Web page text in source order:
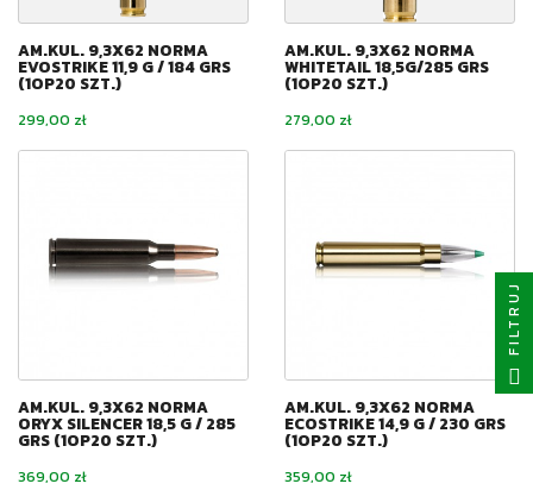
AM.KUL. 9,3X62 NORMA
EVOSTRIKE 11,9 G / 184 GRS
(1OP20 SZT.)
Cena
299,00 zł
AM.KUL. 9,3X62 NORMA
WHITETAIL 18,5G/285 GRS
(1OP20 SZT.)
Cena
279,00 zł
AM.KUL. 9,3X62 NORMA
ORYX SILENCER 18,5 G / 285
GRS (1OP20 SZT.)
Cena
369,00 zł
AM.KUL. 9,3X62 NORMA
ECOSTRIKE 14,9 G / 230 GRS
(1OP20 SZT.)
Cena
359,00 zł
FILTRUJ